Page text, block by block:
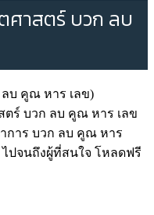
าสตร์ บวก ลบ
ตร์ บวก ลบ คูณ หาร เลข
การ บวก ลบ คูณ หาร
ปจนถึงผู้ที่สนใจ โหลดฟรี